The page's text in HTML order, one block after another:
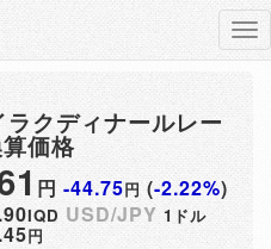
クディナールレー
価格
円 -44.75円 (-2.22%)
IQD USD/JPY 1ドル
円